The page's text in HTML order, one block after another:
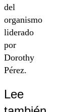
del
organismo
liderado
por
Dorothy
Pérez.
Lee